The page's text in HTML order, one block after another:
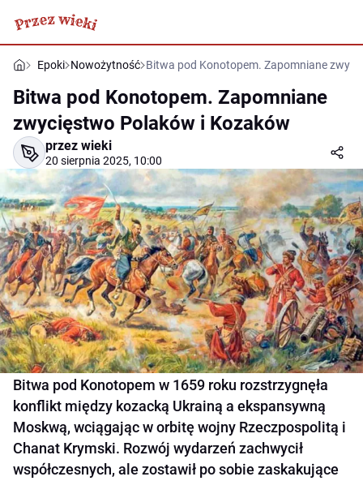
Epoki Nowożytność Bitwa pod Konotopem. Zapomniane
Bitwa pod Konotopem. Zapomniane
zwycięstwo Polaków i Kozaków
przez wieki
20 sierpnia 2025, 10:00
Bitwa pod Konotopem w 1659 roku rozstrzygnęła
konflikt między kozacką Ukrainą a ekspansywną
Moskwą, wciągając w orbitę wojny Rzeczpospolitą i
Chanat Krymski. Rozwój wydarzeń zachwycił
współczesnych, ale zostawił po sobie zaskakujące